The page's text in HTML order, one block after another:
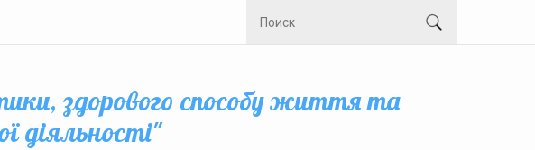
здорового способу життя та
діяльності"